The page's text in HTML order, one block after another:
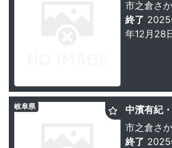
市之倉さ
終了
年12月28
中濱有紀
市之倉さ
終了 2025
岐阜県